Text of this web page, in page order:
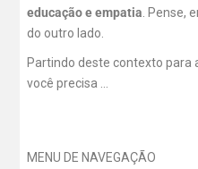
educação e empatia . Pense,
do outro lado.
Partindo deste contexto para
você precisa …
MENU DE NAVEGAÇÃO